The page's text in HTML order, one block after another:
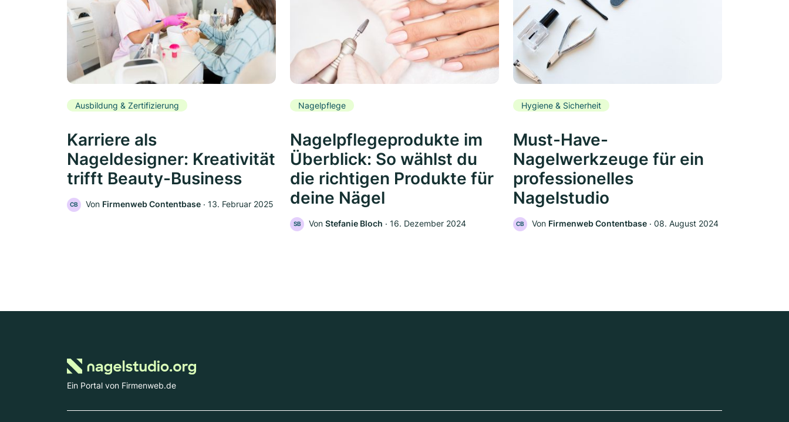
Ausbildung & Zertifizierung
Karriere als
Nageldesigner: Kreativität
trifft Beauty-Business
CB Von Firmenweb Contentbase ‧ 13. Februar 2025
Nagelpflege
Nagelpflegeprodukte im
Überblick: So wählst du
die richtigen Produkte für
deine Nägel
SB Von Stefanie Bloch ‧ 16. Dezember 2024
Hygiene & Sicherheit
Must-Have-
Nagelwerkzeuge für ein
professionelles
Nagelstudio
CB Von Firmenweb Contentbase ‧ 08. August 2024
Ein Portal von Firmenweb.de